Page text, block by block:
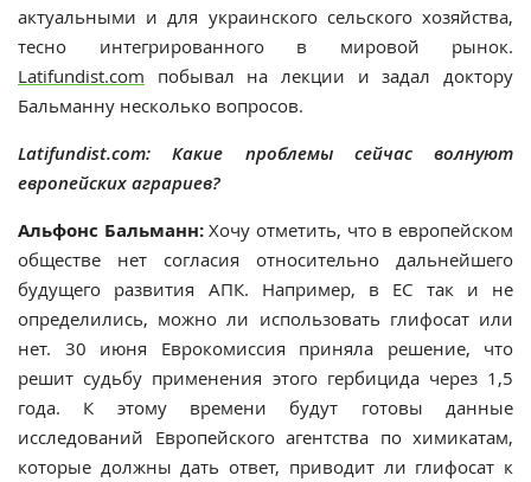
актуальными и для украинского сельского хозяйства,
тесно интегрированного в мировой рынок.
Latifundist.сom побывал на лекции и задал доктору
Бальманну несколько вопросов.
Latifundist.com: Какие проблемы сейчас волнуют
европейских аграриев?
Альфонс Бальманн:Хочу отметить, что в европейском
обществе нет согласия относительно дальнейшего
будущего развития АПК. Например, в ЕС так и не
определились, можно ли использовать глифосат или
нет. 30 июня Еврокомиссия приняла решение, что
решит судьбу применения этого гербицида через 1,5
года. К этому времени будут готовы данные
исследований Европейского агентства по химикатам,
которые должны дать ответ, приводит ли глифосат к